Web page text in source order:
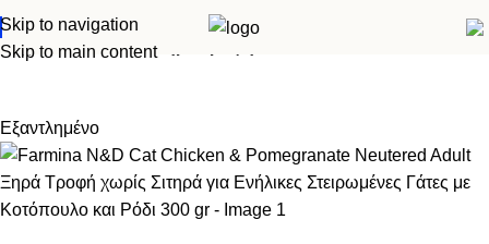
Skip to navigation
Skip to main content
Αρχική σελίδα Γάτα Ξηρά τροφή
Εξαντλημένο